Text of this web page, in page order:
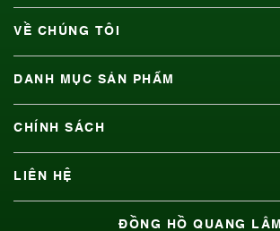
VỀ CHÚNG TÔI
DANH MỤC SẢN PHẨM
CHÍNH SÁCH
LIÊN HỆ
ĐỒNG HỒ QUANG LÂM